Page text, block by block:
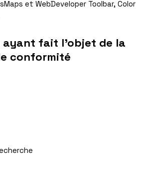
et WebDeveloper Toolbar, Color
ayant fait l’objet de la
conformité